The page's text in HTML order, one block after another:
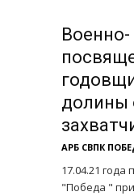
Военно-
долины
АРБ СВПК
17.04.21
"Победа "